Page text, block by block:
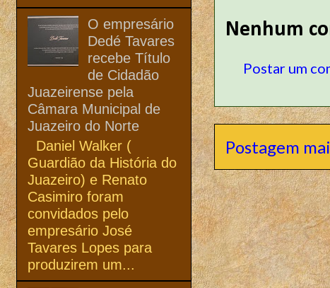
Nenhum
Postar um
Postagem
O empresário
Dedé Tavares
recebe Título
de Cidadão
Juazeirense pela
Câmara Municipal de
Juazeiro do Norte
Daniel Walker (
Guardião da História do
Juazeiro) e Renato
Casimiro foram
convidados pelo
empresário José
Tavares Lopes para
produzirem um...